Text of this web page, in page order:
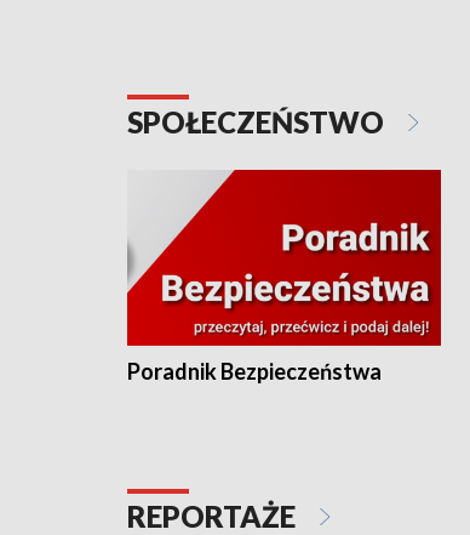
SPOŁECZEŃSTWO
Poradnik Bezpieczeństwa
REPORTAŻE